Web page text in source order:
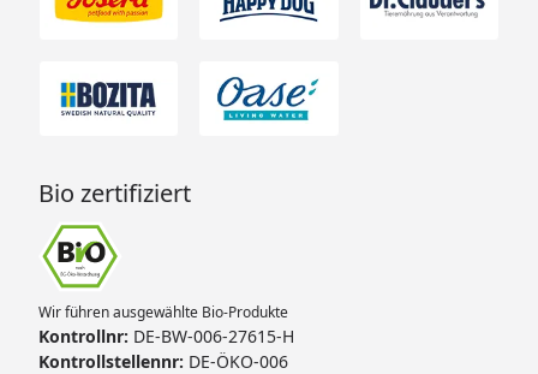
Bio zertifiziert
Wir führen ausgewählte Bio-Produkte
Kontrollnr: DE-BW-006-27615-H
Kontrollstellennr: DE-ÖKO-006